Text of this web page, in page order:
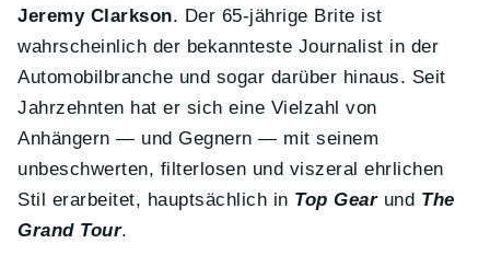
Jeremy Clarkson. Der 65-jährige Brite ist
wahrscheinlich der bekannteste Journalist in der
Automobilbranche und sogar darüber hinaus. Seit
Jahrzehnten hat er sich eine Vielzahl von
Anhängern — und Gegnern — mit seinem
unbeschwerten, filterlosen und viszeral ehrlichen
Stil erarbeitet, hauptsächlich in Top Gearund The
Grand Tour.